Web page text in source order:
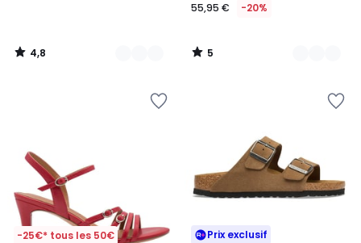
4,8
/
55,95 € -20%
5
/
-25€* tous les 50€ Prix exclusif